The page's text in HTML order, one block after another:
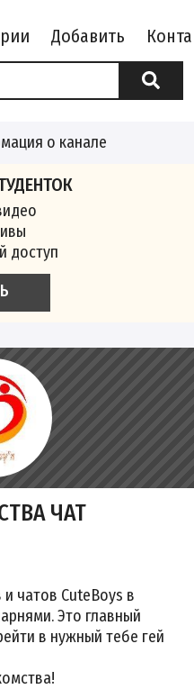
Добавить
о канале
доступ
ЧАТ
чатов CuteBoys в
Это главный
в нужный тебе гей